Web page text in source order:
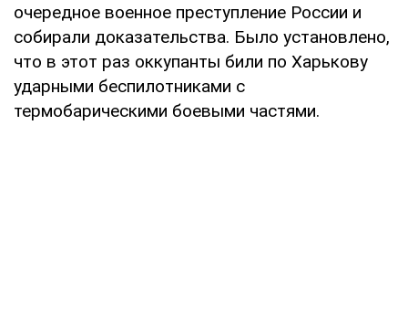
очередное военное преступление России и
собирали доказательства. Было установлено,
что в этот раз оккупанты били по Харькову
ударными беспилотниками с
термобарическими боевыми частями.